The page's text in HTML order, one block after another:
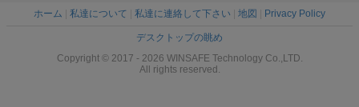
ホーム 私達について 私達に連絡して下さい 地図 Privacy Policy
デスクトップの眺め
Copyright © 2017 - 2026 WINSAFE Technology Co.,LTD.
All rights reserved.